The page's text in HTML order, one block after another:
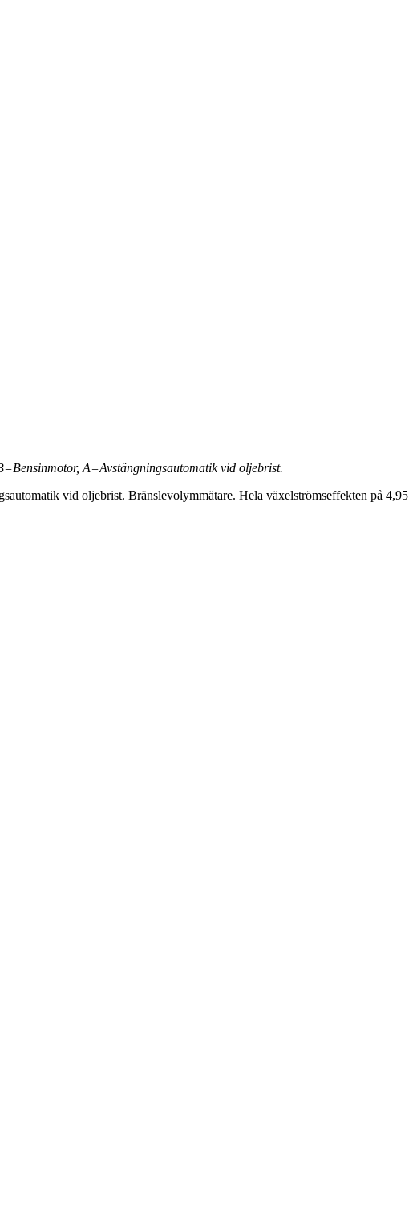
A=Avstängningsautomatik vid oljebrist.
vid oljebrist. Bränslevolymmätare. Hela växelströmseffekten på 4,95